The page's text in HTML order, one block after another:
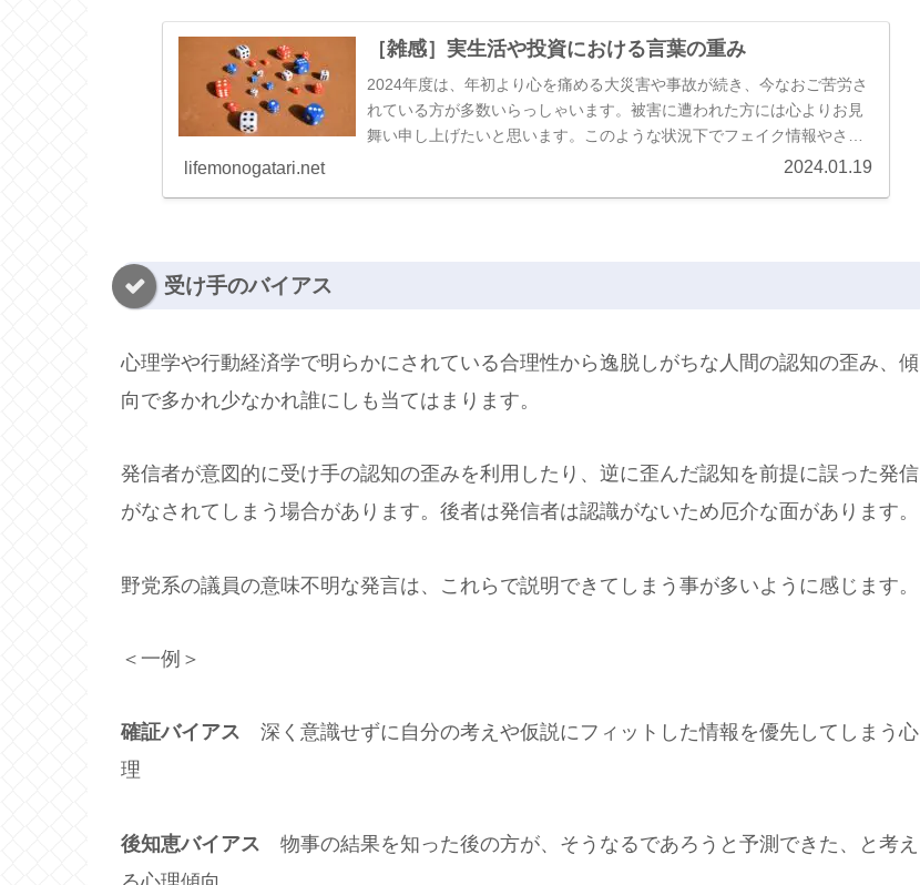
［雑感］実生活や投資における言葉の重み
2024年度は、年初より心を痛める大災害や事故が続き、今なおご苦労さ
れている方が多数いらっしゃいます。被害に遭われた方には心よりお見
舞い申し上げたいと思います。このような状況下でフェイク情報やさら
lifemonogatari.net 2024.01.19
受け手のバイアス
心理学や行動経済学で明らかにされている合理性から逸脱しがちな人間の認知の歪み、傾
向で多かれ少なかれ誰にしも当てはまります。
発信者が意図的に受け手の認知の歪みを利用したり、逆に歪んだ認知を前提に誤った発信
がなされてしまう場合があります。後者は発信者は認識がないため厄介な面があります。
野党系の議員の意味不明な発言は、これらで説明できてしまう事が多いように感じます。
＜一例＞
確証バイアス 深く意識せずに自分の考えや仮説にフィットした情報を優先してしまう心
理
後知恵バイアス 物事の結果を知った後の方が、そうなるであろうと予測できた、と考え